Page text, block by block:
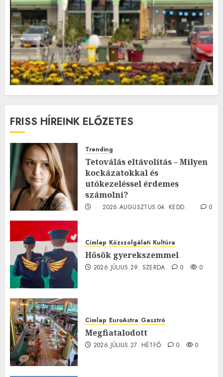
FRISS HÍREINK ELŐZETES
Trending
Tetoválás eltávolítás – Milyen
kockázatokkal és
utókezeléssel érdemes
számolni?
2026.AUGUSZTUS.04. KEDD.
0
Címlap Közszolgálati Kultúra
Hősök gyerekszemmel
2026.JÚLIUS.29. SZERDA. 0 0
Címlap EuroAstra Gasztró
Megfiatalodott
2026.JÚLIUS.27. HÉTFŐ. 0 0